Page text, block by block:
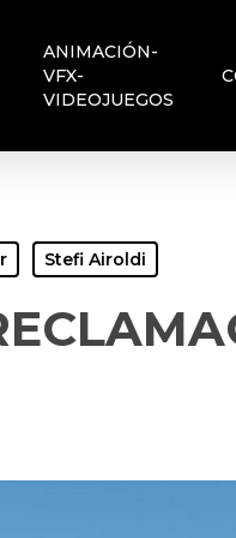
ANIMACIÓN-
VFX-
VIDEOJUEGOS
Stefi Airoldi